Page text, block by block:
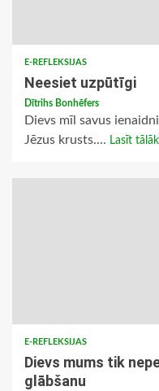
E-REFLEKSIJAS
Neesiet uzpūtīgi
Dītrihs Bonhēfers
Dievs mīl savus
Jēzus krusts.... Lasīt tālāk
E-REFLEKSIJAS
Dievs mums tik
glābšanu